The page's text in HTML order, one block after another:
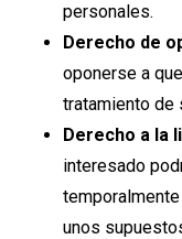
personales.
Derecho de
oponerse a
tratamiento de
Derecho a la
interesado
unos